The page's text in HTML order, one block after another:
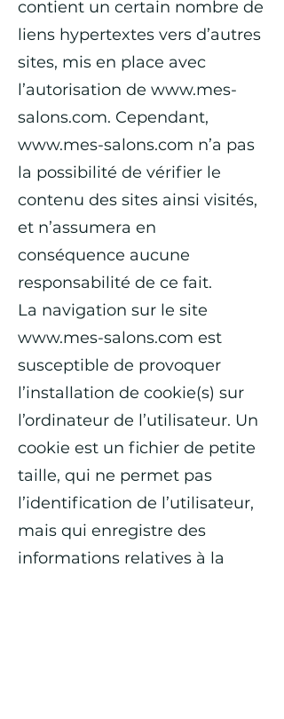
contient un certain nombre de
liens hypertextes vers d’autres
sites, mis en place avec
l’autorisation de www.mes-
salons.com. Cependant,
www.mes-salons.com n’a pas
la possibilité de vérifier le
contenu des sites ainsi visités,
et n’assumera en
conséquence aucune
responsabilité de ce fait.
La navigation sur le site
www.mes-salons.com est
susceptible de provoquer
l’installation de cookie(s) sur
l’ordinateur de l’utilisateur. Un
cookie est un fichier de petite
taille, qui ne permet pas
l’identification de l’utilisateur,
mais qui enregistre des
informations relatives à la